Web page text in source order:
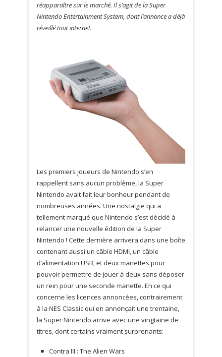
réapparaître sur le marché. Il s’agit de la Super
Nintendo Entertainment System, dont l’annonce a déjà
réveillé tout internet.
Les premiers joueurs de Nintendo s’en
rappellent sans aucun problème, la Super
Nintendo avait fait leur bonheur pendant de
nombreuses années. Une nostalgie qui a
tellement marqué que Nintendo s’est décidé à
relancer une nouvelle édition de la Super
Nintendo ! Cette dernière arrivera dans une boîte
contenant aussi un câble HDMI, un câble
d’alimentation USB, et deux manettes pour
pouvoir permettre de jouer à deux sans déposer
un rein pour une seconde manette. En ce qui
concerne les licences annoncées, contrairement
à la NES Classic qui en annonçait une trentaine,
la Super Nintendo arrive avec une vingtaine de
titres, dont certains vraiment surprenants:
Contra III : The Alien Wars